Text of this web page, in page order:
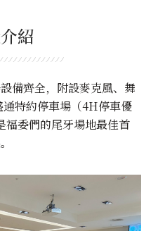
紹
備齊全，附設麥克風、舞
特約停車場（4H停車優
福委們的尾牙場地最佳首